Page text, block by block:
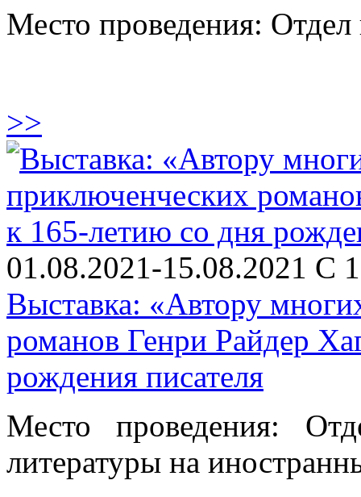
Место проведения: Отдел
>>
01.08.2021-15.08.2021 С
Выставка: «Автору
романов Генри Райдер
рождения писателя
Место проведения:
литературы на